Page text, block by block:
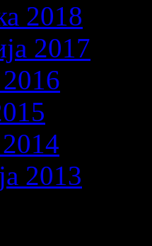
2018
2017
2013